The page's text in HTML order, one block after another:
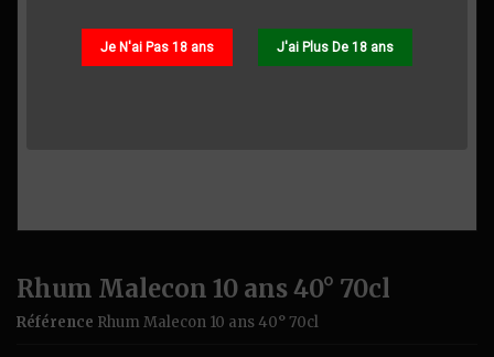
Je N'ai Pas 18 ans J'ai Plus De 18 ans
Rhum Malecon 10 ans 40° 70cl
Référence Rhum Malecon 10 ans 40° 70cl